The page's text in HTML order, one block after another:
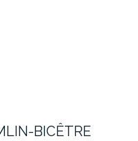
BICÊTRE